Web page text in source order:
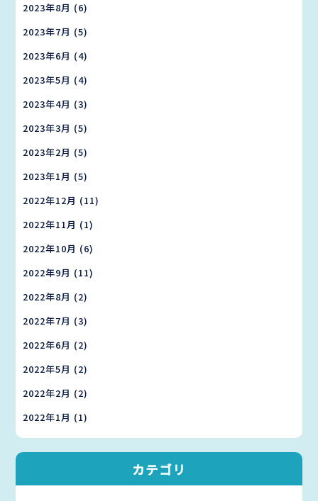
2023年8月 (6)
2023年7月 (5)
2023年6月 (4)
2023年5月 (4)
2023年4月 (3)
2023年3月 (5)
2023年2月 (5)
2023年1月 (5)
2022年12月 (11)
2022年11月 (1)
2022年10月 (6)
2022年9月 (11)
2022年8月 (2)
2022年7月 (3)
2022年6月 (2)
2022年5月 (2)
2022年2月 (2)
2022年1月 (1)
カテゴリ